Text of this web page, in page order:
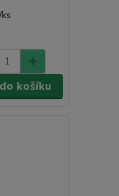
ks
košíku